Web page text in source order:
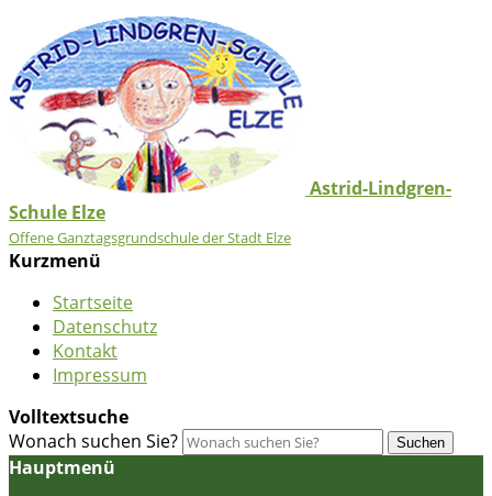
Astrid-Lindgren-
Schule Elze
Offene Ganztagsgrundschule der Stadt Elze
Kurzmenü
Startseite
Datenschutz
Kontakt
Impressum
Volltextsuche
Wonach suchen Sie?
Suchen
Hauptmenü